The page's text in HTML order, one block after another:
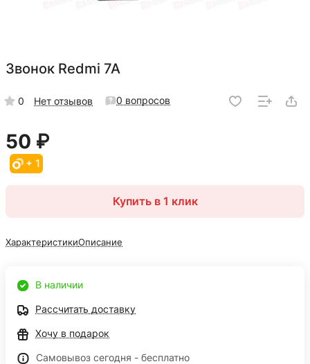
Звонок Redmi 7A
0 Нет отзывов 0 вопросов
50 ₽
+ 1
Купить в 1 клик
ХарактеристикиОписание
В наличии
Рассчитать доставку
Хочу в подарок
Самовывоз сегодня - бесплатно